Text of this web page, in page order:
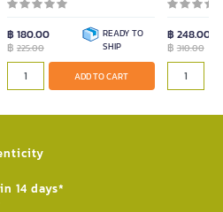
฿ 180.00
฿ 225.00
READY TO
SHIP
ADD TO CART
฿ 248.00
฿310.00
14 days*